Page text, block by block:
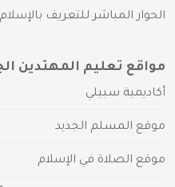
الحوار المباشر للتعريف بالإسلام
مواقع تعليم المهتدين
أكاديمية سبيلي
موقع المسلم الجديد
موقع الصلاة في الإسلام